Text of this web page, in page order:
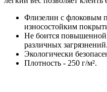
Флизелин с флоковым
износостойким
Не боится
различных загрязнений.
Экологически
Плотность - 250 г/м².